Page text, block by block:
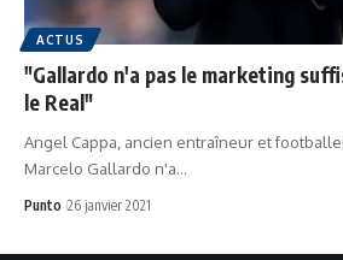
ACTUS
"Gallardo n'a pas le marketing
le Real"
Angel Cappa, ancien entraîneur et
Marcelo Gallardo n'a…
Punto 26 janvier 2021